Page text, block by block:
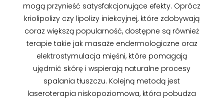
mogą przynieść satysfakcjonujące efekty. Oprócz
kriolipolizy czy lipolizy iniekcyjnej, które zdobywają
coraz większą popularność, dostępne są również
terapie takie jak masaże endermologiczne oraz
elektrostymulacja mięśni, które pomagają
ujędrnić skórę i wspierają naturalne procesy
spalania tłuszczu. Kolejną metodą jest
laseroterapia niskopoziomowa, która pobudza